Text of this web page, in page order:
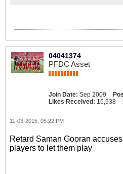
04041374
PFDC Asset
Join Date: Sep 2009
Likes Received: 16,938
11-03-2015, 05:22 PM
Retard Saman Gooran
players to let them play